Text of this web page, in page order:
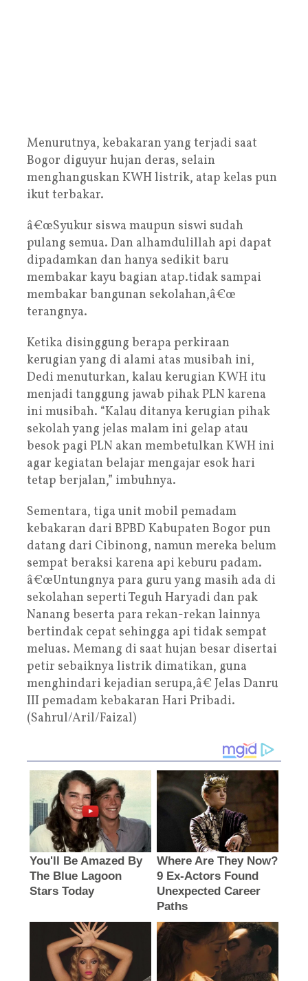
Menurutnya, kebakaran yang terjadi saat
Bogor diguyur hujan deras, selain
menghanguskan KWH listrik, atap kelas pun
ikut terbakar.
â€œSyukur siswa maupun siswi sudah
pulang semua. Dan alhamdulillah api dapat
dipadamkan dan hanya sedikit baru
membakar kayu bagian atap.tidak sampai
membakar bangunan sekolahan,â€œ
terangnya.
Ketika disinggung berapa perkiraan
kerugian yang di alami atas musibah ini,
Dedi menuturkan, kalau kerugian KWH itu
menjadi tanggung jawab pihak PLN karena
ini musibah. “Kalau ditanya kerugian pihak
sekolah yang jelas malam ini gelap atau
besok pagi PLN akan membetulkan KWH ini
agar kegiatan belajar mengajar esok hari
tetap berjalan,” imbuhnya.
Sementara, tiga unit mobil pemadam
kebakaran dari BPBD Kabupaten Bogor pun
datang dari Cibinong, namun mereka belum
sempat beraksi karena api keburu padam.
â€œUntungnya para guru yang masih ada di
sekolahan seperti Teguh Haryadi dan pak
Nanang beserta para rekan-rekan lainnya
bertindak cepat sehingga api tidak sempat
meluas. Memang di saat hujan besar disertai
petir sebaiknya listrik dimatikan, guna
menghindari kejadian serupa,â€ Jelas Danru
III pemadam kebakaran Hari Pribadi.
(Sahrul/Aril/Faizal)